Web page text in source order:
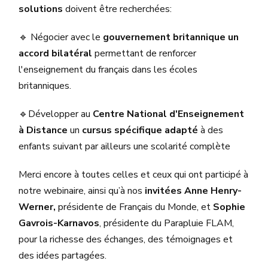
solutionsdoivent être recherchées:
🔹 Négocier avec le gouvernement britannique un
accord bilatéralpermettant de renforcer
l'enseignement du français dans les écoles
britanniques.
🔹Développer au Centre National d'Enseignement
à Distanceun cursus spécifique adaptéà des
enfants suivant par ailleurs une scolarité complète
Merci encore à toutes celles et ceux qui ont participé à
notre webinaire, ainsi qu’à nos invitées Anne Henry-
Werner, présidente de Français du Monde, et Sophie
Gavrois-Karnavos, présidente du Parapluie FLAM,
pour la richesse des échanges, des témoignages et
des idées partagées.